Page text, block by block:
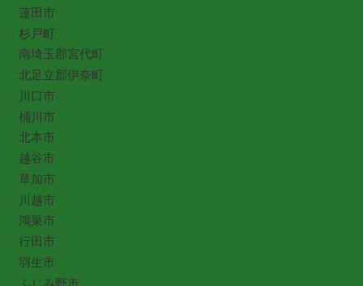
蓮田市
杉戸町
南埼玉郡宮代町
北足立郡伊奈町
川口市
桶川市
北本市
越谷市
草加市
川越市
鴻巣市
行田市
羽生市
ふじみ野市